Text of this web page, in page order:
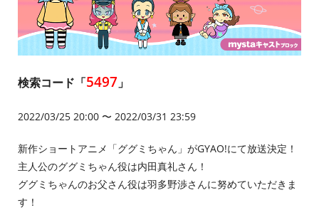
検索コード「5497 」
2022/03/25 20:00 〜 2022/03/31 23:59
新作ショートアニメ「ググミちゃん」がGYAO!にて放送決定！
主人公のググミちゃん役は内田真礼さん！
ググミちゃんのお父さん役は羽多野渉さんに努めていただきま
す！